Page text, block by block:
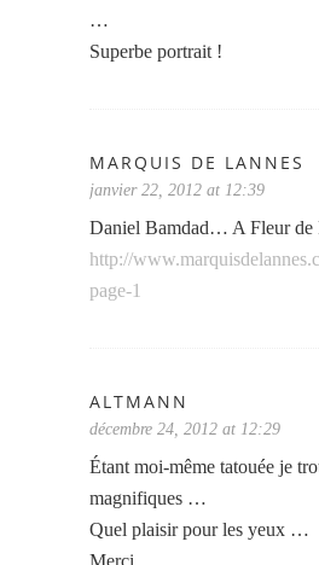
…
Superbe portrait !
MARQUIS DE LANNES
janvier 22, 2012 at 12:39
Daniel Bamdad… A Fleur de
http://
page-1
ALTMANN
décembre 24, 2012 at 12:29
Étant moi-même tatouée je
magnifiques …
Quel plaisir pour les yeux …
Merci